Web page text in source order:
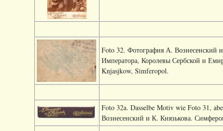
Foto 32. Фотография А. Вознесенский
Императора, Королевы Сербской и
Knjasjkow, Simferopol.
Foto 32a. Dasselbe Motiv wie Foto 31,
Вознесенский и К. Князькова.